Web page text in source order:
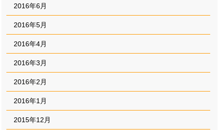
2016年6月
2016年5月
2016年4月
2016年3月
2016年2月
2016年1月
2015年12月